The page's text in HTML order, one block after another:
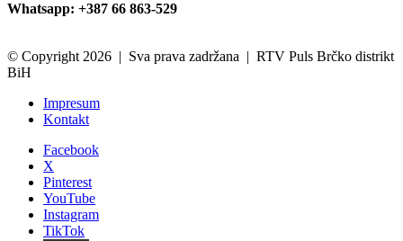
Whatsapp: +387 66 863-529
© Copyright 2026 | Sva prava zadržana | RTV Puls Brčko distrikt
BiH
Impresum
Kontakt
Facebook
X
Pinterest
YouTube
Instagram
TikTok